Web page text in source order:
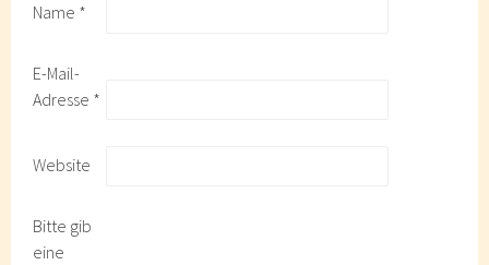
Name *
E-Mail-
Adresse *
Website
Bitte gib
eine